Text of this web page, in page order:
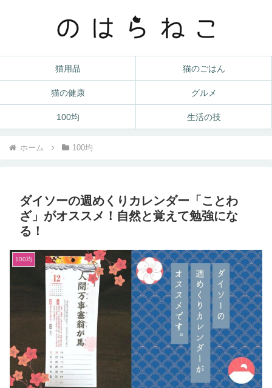
猫用品 猫のごはん
猫の健康 グルメ
100均 生活の技
ホーム 100均
ダイソーの週めくりカレンダー「ことわ
ざ」がオススメ！自然と覚えて勉強にな
る！
100均